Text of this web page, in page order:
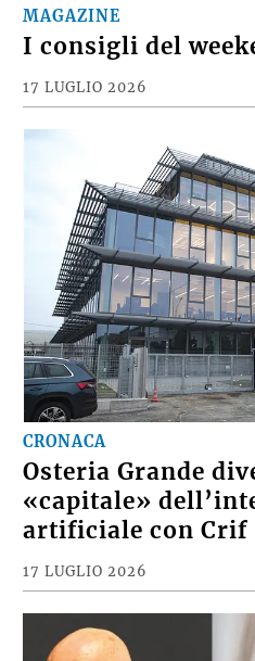
MAGAZINE
I consigli del
17 LUGLIO 2026
CRONACA
Osteria Grande
«capitale»
artificiale con Crif
17 LUGLIO 2026